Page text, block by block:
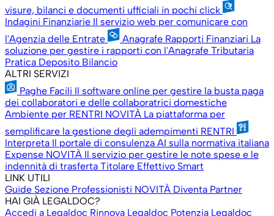
visure, bilanci e documenti ufficiali in pochi click
Indagini Finanziarie Il servizio web per comunicare con
l'Agenzia delle Entrate
Anagrafe Rapporti Finanziari La
soluzione per gestire i rapporti con l'Anagrafe Tributaria
Pratica Deposito Bilancio
ALTRI SERVIZI
Paghe Facili Il software online per gestire la busta paga
dei collaboratori e delle collaboratrici domestiche
Ambiente per RENTRI NOVITÀ La piattaforma per
semplificare la gestione degli adempimenti RENTRI
Interpreta Il portale di consulenza AI sulla normativa italiana
Expense NOVITÀ Il servizio per gestire le note spese e le
indennità di trasferta Titolare Effettivo Smart
LINK UTILI
Guide Sezione Professionisti NOVITÀ Diventa Partner
HAI GIÀ LEGALDOC?
Accedi a Legaldoc Rinnova Legaldoc Potenzia Legaldoc